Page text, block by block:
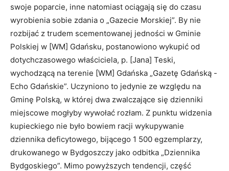
swoje poparcie, inne natomiast ociągają się do czasu
wyrobienia sobie zdania o „Gazecie Morskiej”. By nie
rozbijać z trudem scementowanej jedności w Gminie
Polskiej w [WM] Gdańsku, postanowiono wykupić od
dotychczasowego właściciela, p. [Jana] Teski,
wychodzącą na terenie [WM] Gdańska „Gazetę Gdańską -
Echo Gdańskie”. Uczyniono to jedynie ze względu na
Gminę Polską, w której dwa zwalczające się dzienniki
miejscowe mogłyby wywołać rozłam. Z punktu widzenia
kupieckiego nie było bowiem racji wykupywanie
dziennika deficytowego, bijącego 1 500 egzemplarzy,
drukowanego w Bydgoszczy jako odbitka „Dziennika
Bydgoskiego”. Mimo powyższych tendencji, część